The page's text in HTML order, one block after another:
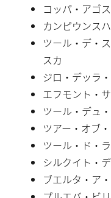
コッパ・アゴ
カンピウンス
ツール・デ・
スカ
ジロ・デッラ
エフモント・
ツール・デュ
ツアー・オブ
ツール・ド・
シルクイト・
ブエルタ・ア